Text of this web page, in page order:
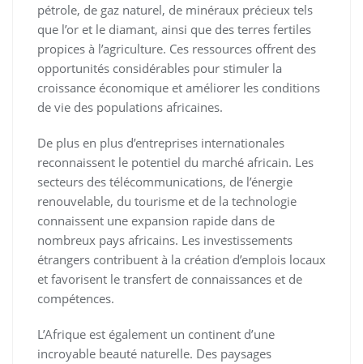
pétrole, de gaz naturel, de minéraux précieux tels
que l’or et le diamant, ainsi que des terres fertiles
propices à l’agriculture. Ces ressources offrent des
opportunités considérables pour stimuler la
croissance économique et améliorer les conditions
de vie des populations africaines.
De plus en plus d’entreprises internationales
reconnaissent le potentiel du marché africain. Les
secteurs des télécommunications, de l’énergie
renouvelable, du tourisme et de la technologie
connaissent une expansion rapide dans de
nombreux pays africains. Les investissements
étrangers contribuent à la création d’emplois locaux
et favorisent le transfert de connaissances et de
compétences.
L’Afrique est également un continent d’une
incroyable beauté naturelle. Des paysages